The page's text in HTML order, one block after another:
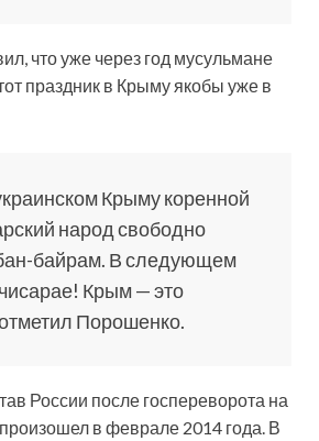
что уже через год мусульмане
праздник в Крыму якобы уже в
Крыму коренной
народ свободно
байрам. В следующем
Крым — это
Порошенко.
России после госпереворота на
в феврале 2014 года. В